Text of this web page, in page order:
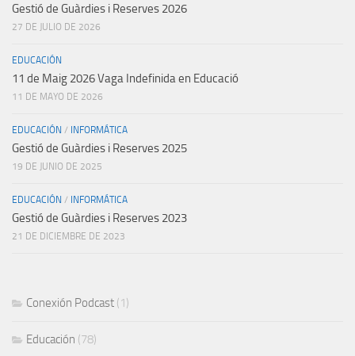
Gestió de Guàrdies i Reserves 2026
27 DE JULIO DE 2026
EDUCACIÓN
11 de Maig 2026 Vaga Indefinida en Educació
11 DE MAYO DE 2026
EDUCACIÓN / INFORMÁTICA
Gestió de Guàrdies i Reserves 2025
19 DE JUNIO DE 2025
EDUCACIÓN / INFORMÁTICA
Gestió de Guàrdies i Reserves 2023
21 DE DICIEMBRE DE 2023
Conexión Podcast (1)
Educación (78)